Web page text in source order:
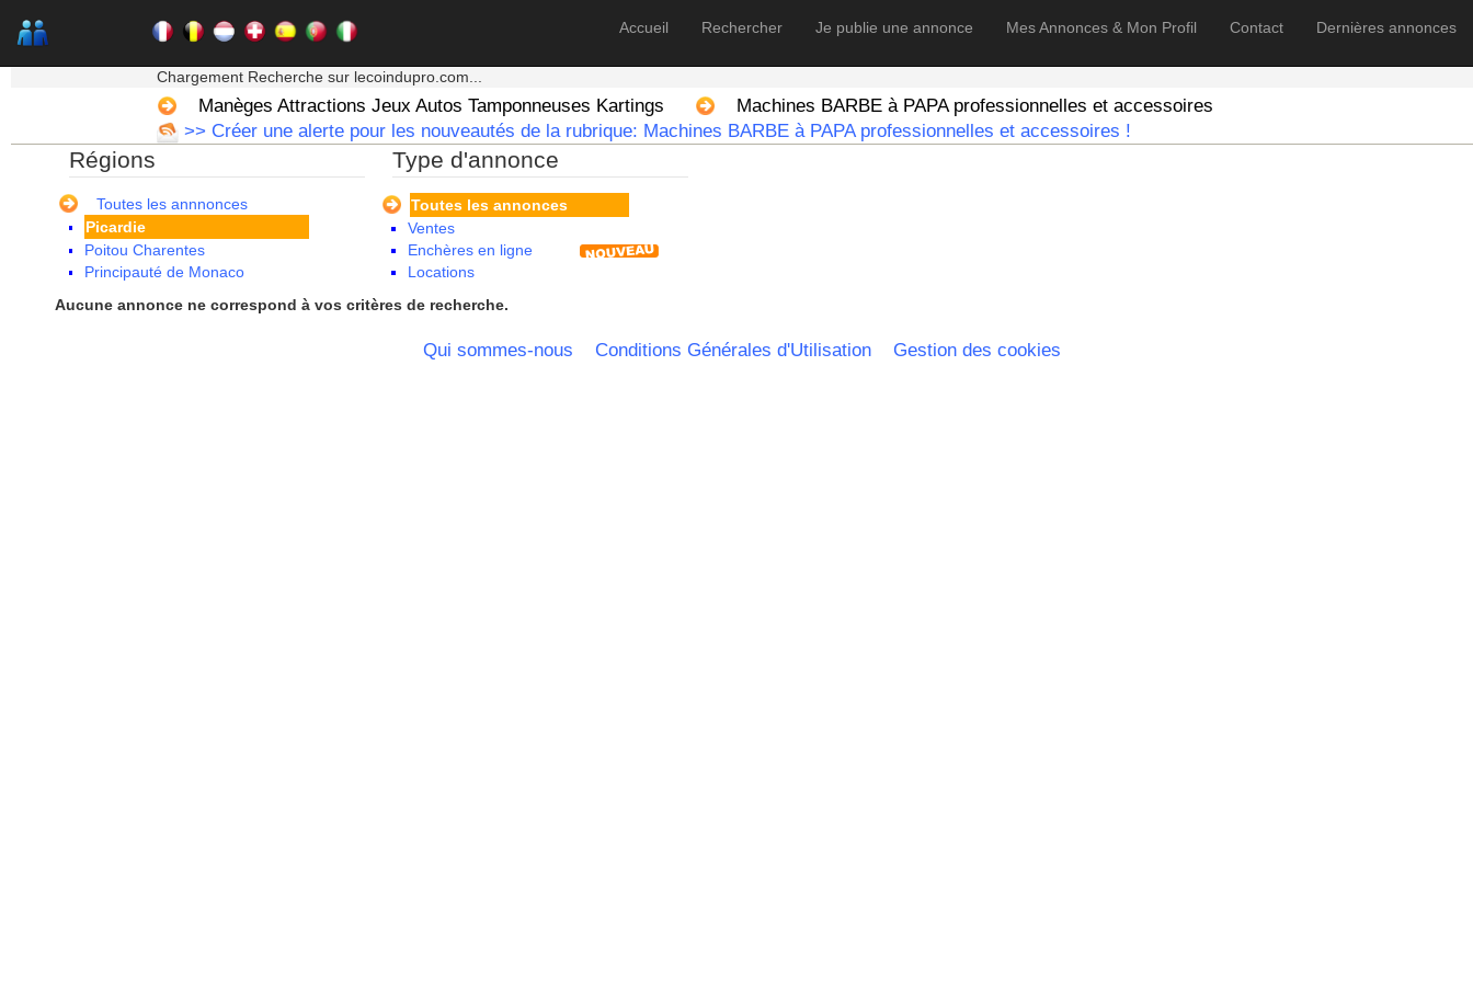
Accueil Rechercher Je publie une annonce Mes Annonces & Mon Profil Contact
Dernières annonces
Chargement Recherche sur lecoindupro.com...
Manèges Attractions Jeux Autos Tamponneuses Kartings
Machines BARBE à PAPA professionnelles et accessoires
>> Créer une alerte pour les nouveautés de la rubrique: Machines BARBE à PAPA professionnelles et accessoires !
Régions
Toutes les annnonces
Martinique
Midi Pyrenees - Espagne -
Nord Pas de Calais - Belgique -
Pays Bas
Pays de la Loire
Picardie
Poitou Charentes
Principauté de Monaco
Italie
Type d'annonce
Toutes les annonces
Ventes
Enchères en ligne
Locations
Aucune annonce ne correspond à vos critères de recherche.
Qui sommes-nous Conditions Générales d'Utilisation Gestion des cookies